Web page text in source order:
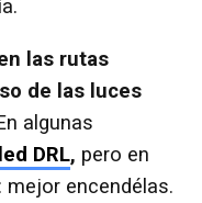
las rutas
de las luces
algunas
led DRL, pero en
encendélas.